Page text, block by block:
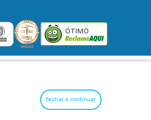
ÓTIMO
fechar e continuar